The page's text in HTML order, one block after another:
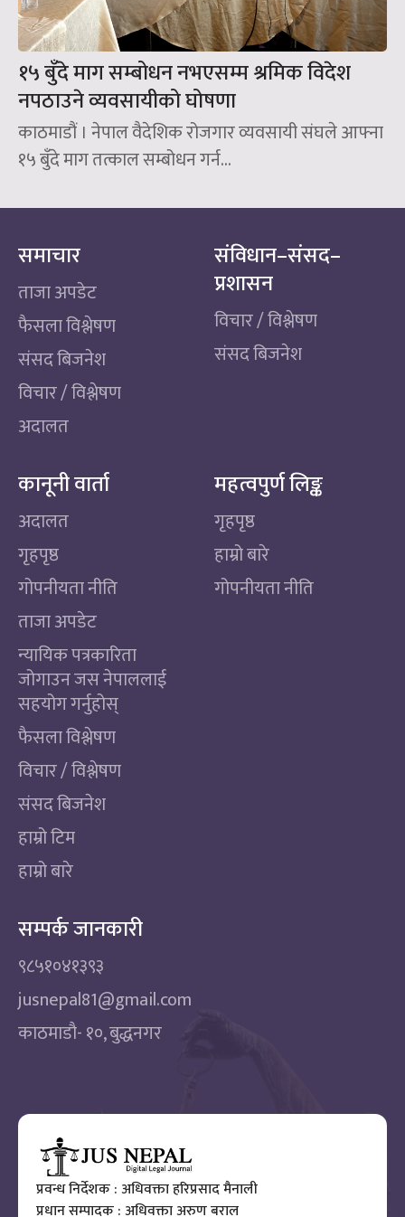
१५ बुँदे माग सम्बोधन नभएसम्म श्रमिक विदेश
नपठाउने व्यवसायीको घोषणा
काठमाडौं । नेपाल वैदेशिक रोजगार व्यवसायी संघले आफ्ना
१५ बुँदे माग तत्काल सम्बोधन गर्न...
समाचार
ताजा अपडेट
फैसला विश्लेषण
संसद बिजनेश
विचार / विश्लेषण
अदालत
संविधान–संसद–
प्रशासन
विचार / विश्लेषण
संसद बिजनेश
कानूनी वार्ता
अदालत
गृहपृष्ठ
गोपनीयता नीति
ताजा अपडेट
न्यायिक पत्रकारिता
जोगाउन जस नेपाललाई
सहयोग गर्नुहोस्
फैसला विश्लेषण
विचार / विश्लेषण
संसद बिजनेश
हाम्रो टिम
हाम्रो बारे
महत्वपुर्ण लिङ्क
गृहपृष्ठ
हाम्रो बारे
गोपनीयता नीति
सम्पर्क जानकारी
९८५१०४१३९३
jusnepal81@gmail.com
काठमाडाै‌- १०, बुद्धनगर
प्रवन्ध निर्देशक : अधिवक्ता हरिप्रसाद मैनाली
प्रधान सम्पादक : अधिवक्ता अरुण बराल